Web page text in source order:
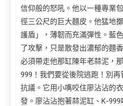
信仰般的怒吼。他以一種專業
徑三公尺的巨大麵皮。他猛地
護盾」，薄韌而充滿彈性。藍
了攻擊，只是散發出濃郁的麵
必須帶走他那缸陳年老蒜泥，
999！我們要從後院逃跑！別
抗議。它用小嘴咬住廖沾沾的
發。廖沾沾抱著蒜泥缸、K-